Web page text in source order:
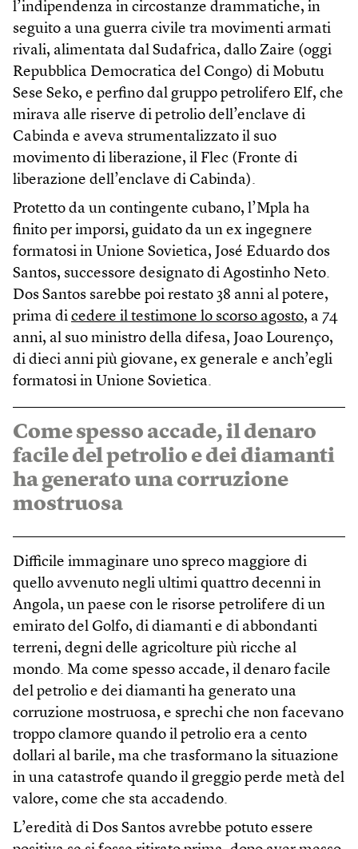
l’indipendenza in circostanze drammatiche, in
seguito a una guerra civile tra movimenti armati
rivali, alimentata dal Sudafrica, dallo Zaire (oggi
Repubblica Democratica del Congo) di Mobutu
Sese Seko, e perfino dal gruppo petrolifero Elf, che
mirava alle riserve di petrolio dell’enclave di
Cabinda e aveva strumentalizzato il suo
movimento di liberazione, il Flec (Fronte di
liberazione dell’enclave di Cabinda).
Protetto da un contingente cubano, l’Mpla ha
finito per imporsi, guidato da un ex ingegnere
formatosi in Unione Sovietica, José Eduardo dos
Santos, successore designato di Agostinho Neto.
Dos Santos sarebbe poi restato 38 anni al potere,
prima di cedere il testimone lo scorso agosto, a 74
anni, al suo ministro della difesa, Joao Lourenço,
di dieci anni più giovane, ex generale e anch’egli
formatosi in Unione Sovietica.
Come spesso accade, il denaro
facile del petrolio e dei diamanti
ha generato una corruzione
mostruosa
Difficile immaginare uno spreco maggiore di
quello avvenuto negli ultimi quattro decenni in
Angola, un paese con le risorse petrolifere di un
emirato del Golfo, di diamanti e di abbondanti
terreni, degni delle agricolture più ricche al
mondo. Ma come spesso accade, il denaro facile
del petrolio e dei diamanti ha generato una
corruzione mostruosa, e sprechi che non facevano
troppo clamore quando il petrolio era a cento
dollari al barile, ma che trasformano la situazione
in una catastrofe quando il greggio perde metà del
valore, come che sta accadendo.
L’eredità di Dos Santos avrebbe potuto essere